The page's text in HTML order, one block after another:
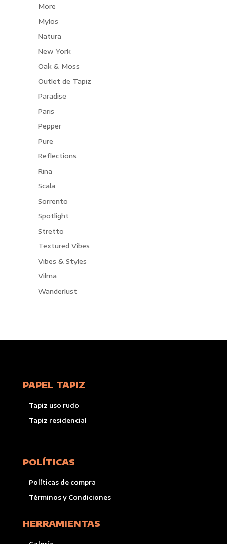
More
Mylos
Natura
New York
Oak & Moss
Outlet de Tapiz
Paradise
Paris
Pepper
Pure
Reflections
Rina
Scala
Sorrento
Spotlight
Stretto
Textured Vibes
Vibes & Styles
Vilma
Wanderlust
PAPEL TAPIZ
Tapiz uso rudo
Tapiz residencial
POLÍTICAS
Políticas de compra
Términos y Condiciones
HERRAMIENTAS